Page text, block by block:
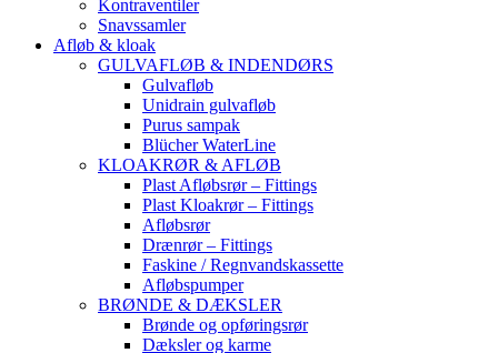
Kontraventiler
Snavssamler
Afløb & kloak
GULVAFLØB & INDENDØRS
Gulvafløb
Unidrain gulvafløb
Purus sampak
Blücher WaterLine
KLOAKRØR & AFLØB
Plast Afløbsrør – Fittings
Plast Kloakrør – Fittings
Afløbsrør
Drænrør – Fittings
Faskine / Regnvandskassette
Afløbspumper
BRØNDE & DÆKSLER
Brønde og opføringsrør
Dæksler og karme